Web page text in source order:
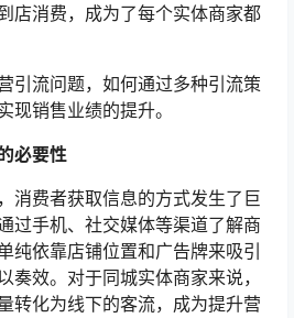
店消费，成为了每个实体商家都
引流问题，如何通过多种引流策
现销售业绩的提升。
必要性
消费者获取信息的方式发生了巨
过手机、社交媒体等渠道了解商
纯依靠店铺位置和广告牌来吸引
奏效。对于同城实体商家来说，
转化为线下的客流，成为提升营